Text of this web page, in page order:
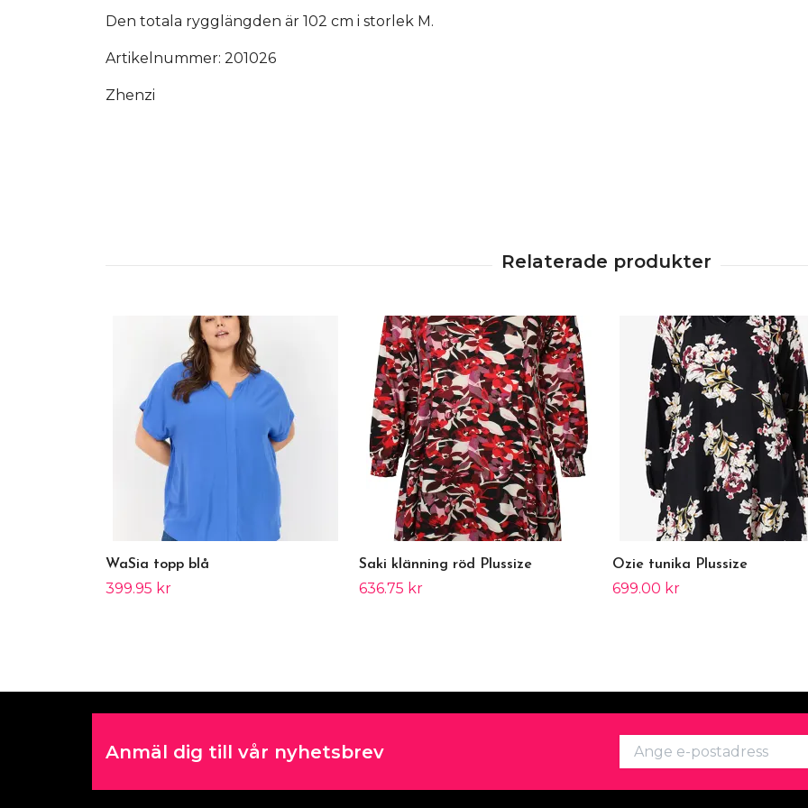
Den totala rygglängden är 102 cm i storlek M.
Artikelnummer: 201026
Zhenzi
WaSia topp blå
399.95 kr
Saki klänning röd Plussize
636.75 kr
Ozie tunika Plussize
699.00 kr
Anmäl dig till vår nyhetsbrev